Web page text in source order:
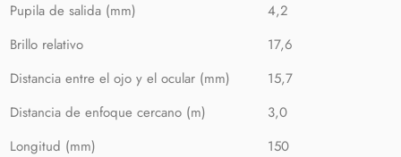
Pupila de salida (mm)
4,2
Brillo relativo
17,6
Distancia entre el ojo y el ocular (mm)
15,7
Distancia de enfoque cercano (m)
3,0
Longitud (mm)
150